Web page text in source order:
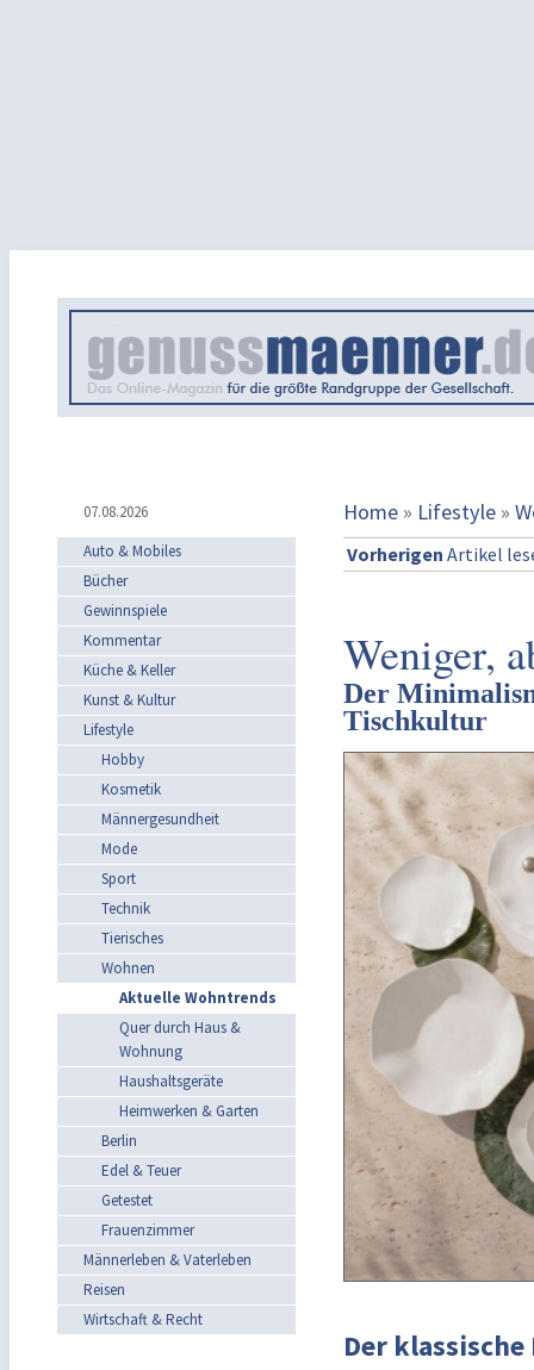
07.08.2026 Home » Lifestyle »
Auto & Mobiles
Bücher
Gewinnspiele
Kommentar
Küche & Keller
Kunst & Kultur
Lifestyle
Hobby
Kosmetik
Männergesundheit
Mode
Sport
Technik
Tierisches
Wohnen
Aktuelle Wohntrends
Quer durch Haus &
Wohnung
Haushaltsgeräte
Heimwerken & Garten
Berlin
Edel & Teuer
Getestet
Frauenzimmer
Männerleben & Vaterleben
Reisen
Wirtschaft & Recht
Vorherigen Artikel
Weniger,
Der
Tischkultur
Der